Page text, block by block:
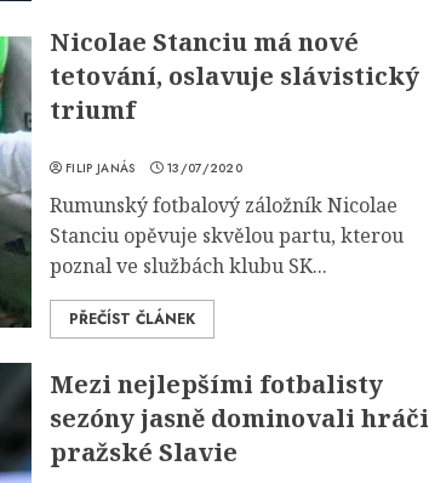
Nicolae Stanciu má nové
tetování, oslavuje slávistický
triumf
FILIP JANÁS 13/07/2020
Rumunský fotbalový záložník Nicolae
Stanciu opěvuje skvělou partu, kterou
poznal ve službách klubu SK...
PŘEČÍST ČLÁNEK
Mezi nejlepšími fotbalisty
sezóny jasně dominovali hráči
pražské Slavie